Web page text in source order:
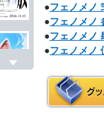
●フェノメノ
●フェノメノ
●フェノメノ
●フェノメノ